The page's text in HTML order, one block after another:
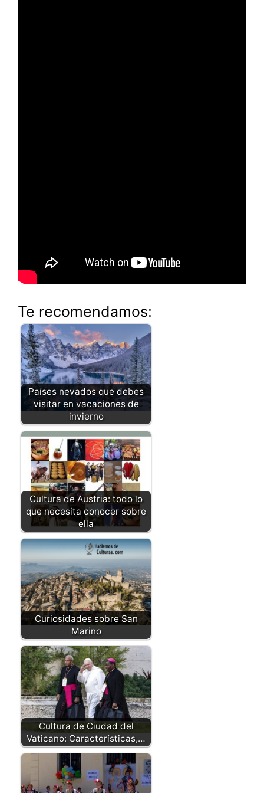
Te recomendamos:
Países nevados que debes
visitar en vacaciones de
invierno
Cultura de Austria: todo lo
que necesita conocer sobre
ella
Curiosidades sobre San
Marino
Cultura de Ciudad del
Vaticano: Características,…